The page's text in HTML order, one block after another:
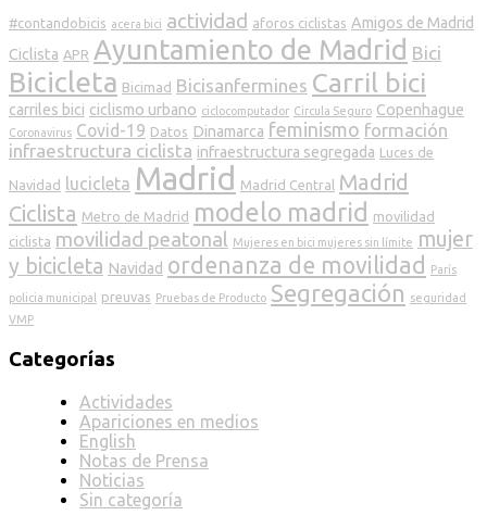
#contandobicis acera bici actividad aforos ciclistas Amigos de Madrid
Ciclista APR Ayuntamiento de Madrid Bici
Bicicleta Bicimad Bicisanfermines Carril bici
carriles bici ciclismo urbano ciclocomputador Circula Seguro Copenhague
Coronavirus Covid-19 Datos Dinamarca feminismo formación
infraestructura ciclista infraestructura segregada Luces de
Navidad lucicleta Madrid Madrid Central
Madrid
Ciclista Metro de Madrid modelo madrid
movilidad
ciclista movilidad peatonal Mujeres en bici mujeres sin límite mujer
y bicicleta Navidad ordenanza de movilidad París
policia municipal preuvas Pruebas de Producto Segregación seguridad
VMP
Categorías
Actividades
Apariciones en medios
English
Notas de Prensa
Noticias
Sin categoría